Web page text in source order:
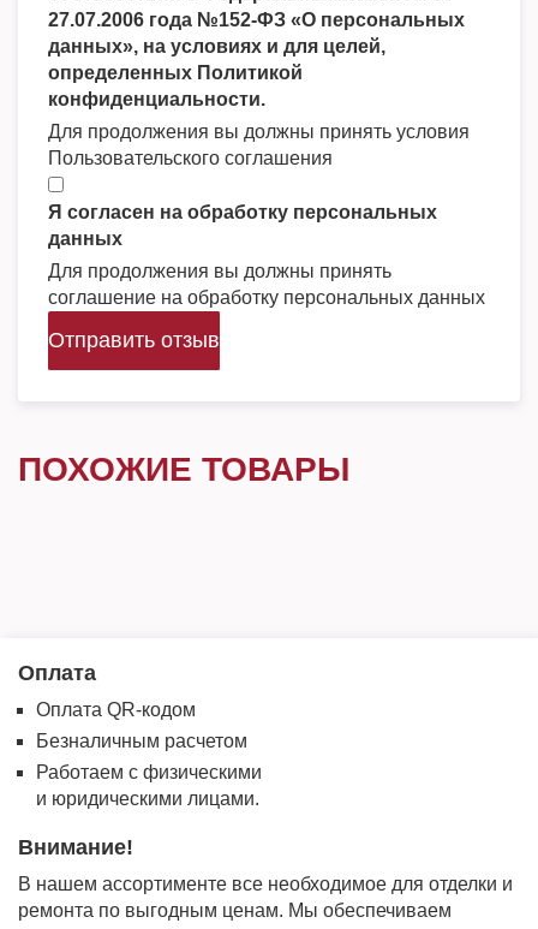
27.07.2006 года №152-ФЗ «О персональных
данных», на условиях и для целей,
определенных Политикой
конфиденциальности.
Для продолжения вы должны принять условия
Пользовательского соглашения
Я согласен на обработку персональных
данных
Для продолжения вы должны принять
соглашение на обработку персональных данных
Отправить отзыв
ПОХОЖИЕ ТОВАРЫ
Оплата
Оплата QR-кодом
Безналичным расчетом
Работаем с физическими
и юридическими лицами.
Внимание!
В нашем ассортименте все необходимое для отделки и
ремонта по выгодным ценам. Мы обеспечиваем